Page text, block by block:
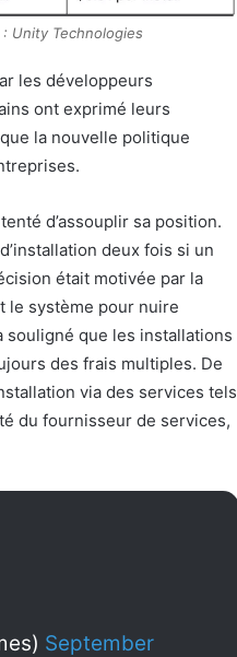
Unity Technologies
les développeurs
ont exprimé leurs
la nouvelle politique
d’assouplir sa position.
deux fois si un
était motivée par la
le système pour nuire
souligné que les installations
des frais multiples. De
via des services tels
du fournisseur de services,
September